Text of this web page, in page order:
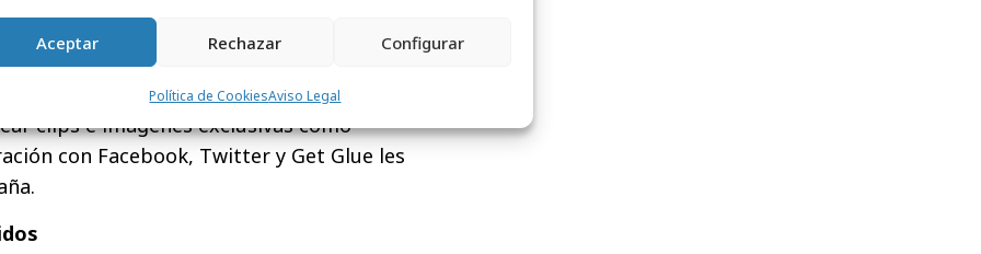
Aceptar Rechazar Configurar
Política de CookiesAviso Legal
multisensorial combinaba tácticas de
desafíos complejos para los aficionados
donde los fans podían resolver
clips e imágenes exclusivas como
con Facebook, Twitter y Get Glue les